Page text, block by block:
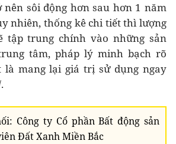
sôi động hơn sau hơn 1 năm
nhiên, thống kê chi tiết thì lượng
tập trung chính vào những sản
tâm, pháp lý minh bạch rõ
là mang lại giá trị sử dụng ngay
Công ty Cổ phần Bất động sản
Đất Xanh Miền Bắc